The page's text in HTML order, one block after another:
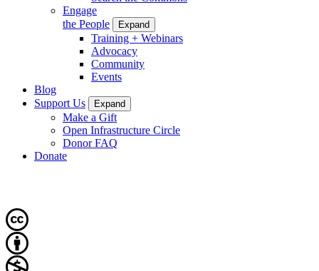
Engage
the People
Expand
Training + Webinars
Advocacy
Community
Events
Blog
Support Us
Expand
Make a Gift
Open Infrastructure Circle
Donor FAQ
Donate